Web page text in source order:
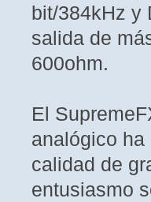
bit/384kHz y
salida de
600ohm.
El
analógico ha
calidad de
entusiasmo